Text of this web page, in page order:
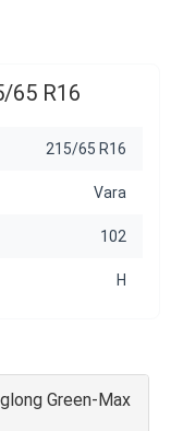
65 R16
215/65 R16
Vara
102
H
Green-Max